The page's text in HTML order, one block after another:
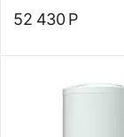
52 430 Р